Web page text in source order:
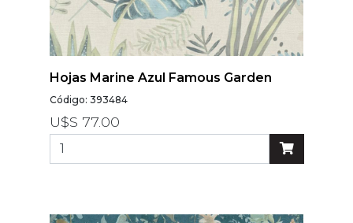
Hojas Marine Azul Famous Garden
Código: 393484
U$S 77.00